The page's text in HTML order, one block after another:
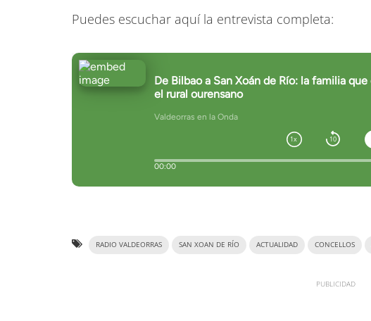
Puedes escuchar aquí la entrevista completa:
RADIO VALDEORRAS SAN XOAN DE RÍO ACTUALIDAD CONCELLOS